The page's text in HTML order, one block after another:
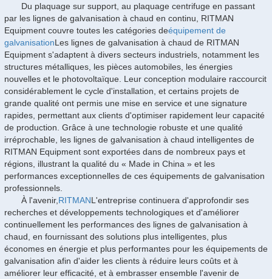
Du plaquage sur support, au plaquage centrifuge en passant
par les lignes de galvanisation à chaud en continu, RITMAN
Equipment couvre toutes les catégories deéquipement de
galvanisationLes lignes de galvanisation à chaud de RITMAN
Equipment s'adaptent à divers secteurs industriels, notamment les
structures métalliques, les pièces automobiles, les énergies
nouvelles et le photovoltaïque. Leur conception modulaire raccourcit
considérablement le cycle d'installation, et certains projets de
grande qualité ont permis une mise en service et une signature
rapides, permettant aux clients d'optimiser rapidement leur capacité
de production. Grâce à une technologie robuste et une qualité
irréprochable, les lignes de galvanisation à chaud intelligentes de
RITMAN Equipment sont exportées dans de nombreux pays et
régions, illustrant la qualité du « Made in China » et les
performances exceptionnelles de ces équipements de galvanisation
professionnels.
À l'avenir, RITMANL'entreprise continuera d'approfondir ses
recherches et développements technologiques et d'améliorer
continuellement les performances des lignes de galvanisation à
chaud, en fournissant des solutions plus intelligentes, plus
économes en énergie et plus performantes pour les équipements de
galvanisation afin d'aider les clients à réduire leurs coûts et à
améliorer leur efficacité, et à embrasser ensemble l'avenir de